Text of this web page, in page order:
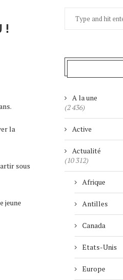
!
la
sous
jeune
A la une
(2 436)
Active
Actualité
(10 312)
Afrique
Antilles
Canada
Etats-Unis
Europe